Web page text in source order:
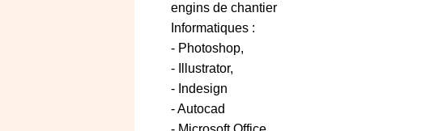
engins de chantier
Informatiques :
- Photoshop,
- Illustrator,
- Indesign
- Autocad